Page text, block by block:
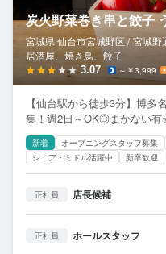
炭火野菜巻き串と餃子
宮城県 仙台市宮城野区 / 宮城野
居酒屋、焼き鳥、餃子
3.07 ～￥3,999
【仙台駅から徒歩3分】博
集！週2日～OK◎まかない
新着 オープニングスタッフ募集
シニア・ミドル活躍中
新卒歓迎
正社員 店長候補
正社員 ホールスタッフ